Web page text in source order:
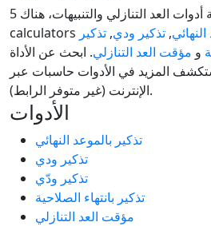
في فئة أدوات العد التنازلي والتنبيهات، هناك 5 online
, تذكير ودي, تذكير
و مؤقت العد التنازلي. ابحث عن الأداة
المزيد في الأدوات حاسبات عبر
الإنترنت (غير متوفر الرابط).
الأدوات
تذكير بالموعد النهائي
تذكير ودي
تذكير ودّي
تذكير بانتهاء الصلاحية
مؤقت العد التنازلي